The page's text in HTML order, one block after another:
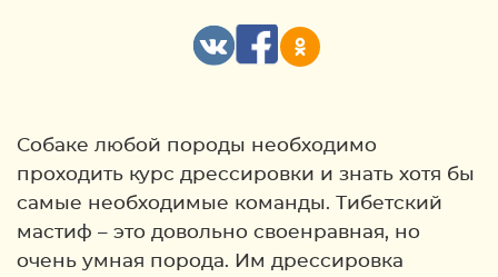
Собаке любой породы необходимо
проходить курс дрессировки и знать хотя бы
самые необходимые команды. Тибетский
мастиф – это довольно своенравная, но
очень умная порода. Им дрессировка